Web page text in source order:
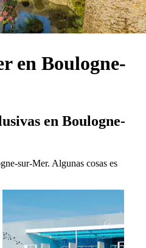
en Boulogne-
en Boulogne-
sur-Mer. Algunas cosas es